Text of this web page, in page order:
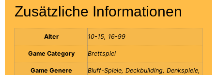
Zusätzliche Informationen
Alter 10-15, 16-99
Game Category Brettspiel
Game Genere
Bluff-Spiele, Deckbuilding, Denkspiele,